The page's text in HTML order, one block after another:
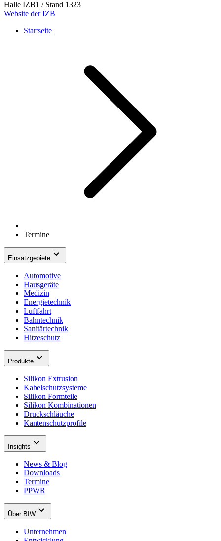
Halle IZB1 / Stand 1323
Website der IZB
Startseite
Termine
Einsatzgebiete
Automotive
Hausgeräte
Medizin
Energietechnik
Luftfahrt
Bahntechnik
Sanitärtechnik
Hitzeschutz
Produkte
Silikon Extrusion
Kabelschutzsysteme
Silikon Formteile
Silikon Kombinationen
Druckschläuche
Kantenschutzprofile
Insights
News & Blog
Downloads
Termine
PPWR
Über BIW
Unternehmen